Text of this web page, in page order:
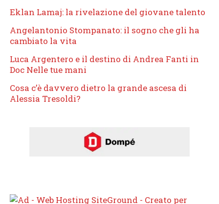
Eklan Lamaj: la rivelazione del giovane talento
Angelantonio Stompanato: il sogno che gli ha
cambiato la vita
Luca Argentero e il destino di Andrea Fanti in
Doc Nelle tue mani
Cosa c’è davvero dietro la grande ascesa di
Alessia Tresoldi?